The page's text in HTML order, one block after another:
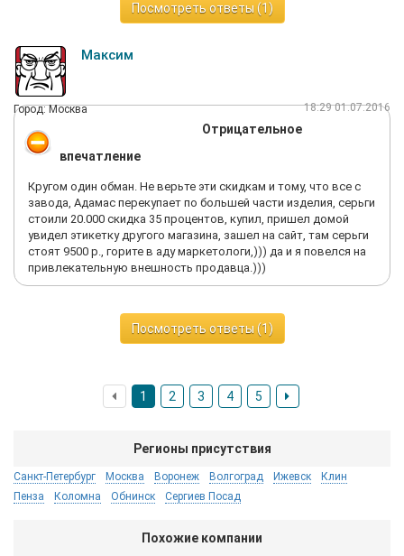
Посмотреть ответы (1)
Максим
Город: Москва 18:29 01.07.2016
Отрицательное
впечатление
Кругом один обман. Не верьте эти скидкам и тому, что все с
завода, Адамас перекупает по большей части изделия, серьги
стоили 20.000 скидка 35 процентов, купил, пришел домой
увидел этикетку другого магазина, зашел на сайт, там серьги
стоят 9500 р., горите в аду маркетологи,))) да и я повелся на
привлекательную внешность продавца.)))
Посмотреть ответы (1)
1 2 3 4 5
Регионы присутствия
Санкт-Петербург Москва Воронеж Волгоград Ижевск
Клин
Пенза
Коломна Обнинск Сергиев Посад
Похожие компании